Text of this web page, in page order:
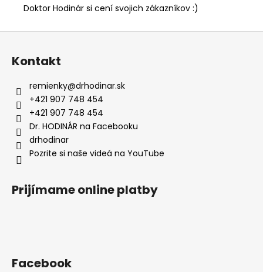
Doktor Hodinár si cení svojich zákazníkov :)
Z
Kontakt
remienky@drhodinar.sk
+421 907 748 454
+421 907 748 454
Dr. HODINÁR na Facebooku
drhodinar
Pozrite si naše videá na YouTube
Prijímame online platby
Facebook